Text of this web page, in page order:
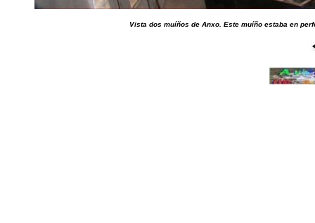
Vista dos muíños de Anxo. Este muíño estaba en